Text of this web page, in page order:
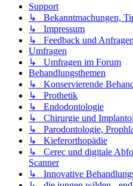
Support
↳ Bekanntmachungen,
↳ Impressum
↳ Feedback und Anfragen
Umfragen
↳ Umfragen im Forum
Behandlungsthemen
↳ Konservierende
↳ Prothetik
↳ Endodontologie
↳ Chirurgie und
↳ Parodontologie,
↳ Kieferorthopädie
↳ Cerec und digitale
Scanner
↳ Innovative